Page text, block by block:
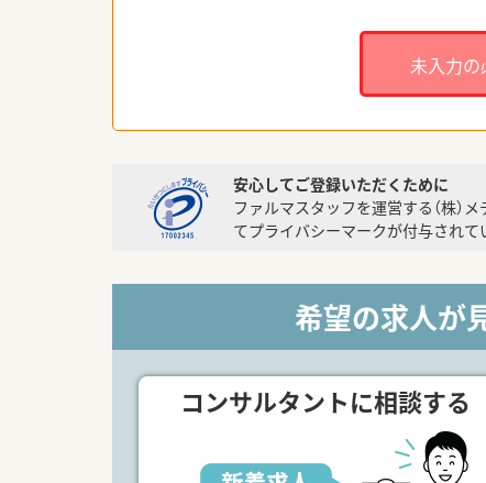
未入力
安心してご登録いただくために
ファルマスタッフを運営する（株）
てプライバシーマークが付与されて
希望の求人が
コンサルタントに相談する